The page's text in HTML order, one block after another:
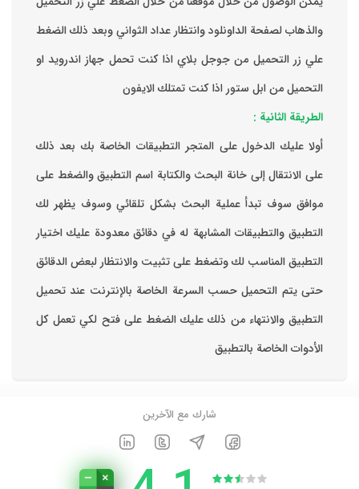
والذهاب لصفحة الداونلود وانتظار عداد الثواني وبعد ذلك الضغط
علي زر التحميل من جوجل بلاي اذا كنت تحمل جهاز اندرويد او
التحميل من ابل ستور اذا كنت تمتلك الايفون
الطريقة الثانية :
‏أولا عليك الدخول على المتجر التطبيقات الخاصة بك ‏بعد ذلك
على الانتقال إلى خانة البحث والكتابة اسم التطبيق والضغط على
موافق ‏سوف تبدأ عملية البحث بشكل تلقائي وسوف يظهر لك
التطبيق والتطبيقات المشابهة له في دقائق معدودة ‏عليك اختيار
التطبيق المناسب لك وتضغط على تثبيت والانتظار لبعض الدقائق
حتى يتم التحميل حسب السرعة الخاصة بالإنترنت ‏عند تحميل
التطبيق والانتهاء من ذلك عليك الضغط على فتح لكي تعمل كل
الأدوات الخاصة بالتطبيق
شارك مع الآخرين